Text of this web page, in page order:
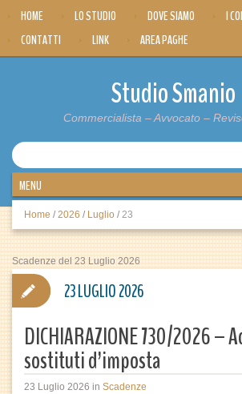
HOME LO STUDIO DOVE SIAMO
I
CONTATTI
LINK AREA PAGHE
Studio Smanio
Commercialista – Avvocato –
Home / 2026 / Luglio / 23
Scadenze del 23 Luglio 2026
DICHIARAZIONE 730/2026 –
sostituti d’imposta
23 Luglio 2026 in Scadenze
23 LUGLIO 2026